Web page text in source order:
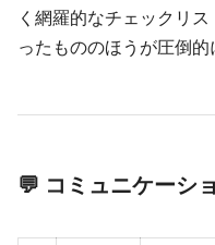
く網羅的なチェックリ
ったもののほうが圧倒的
💬 コミュニケーシ